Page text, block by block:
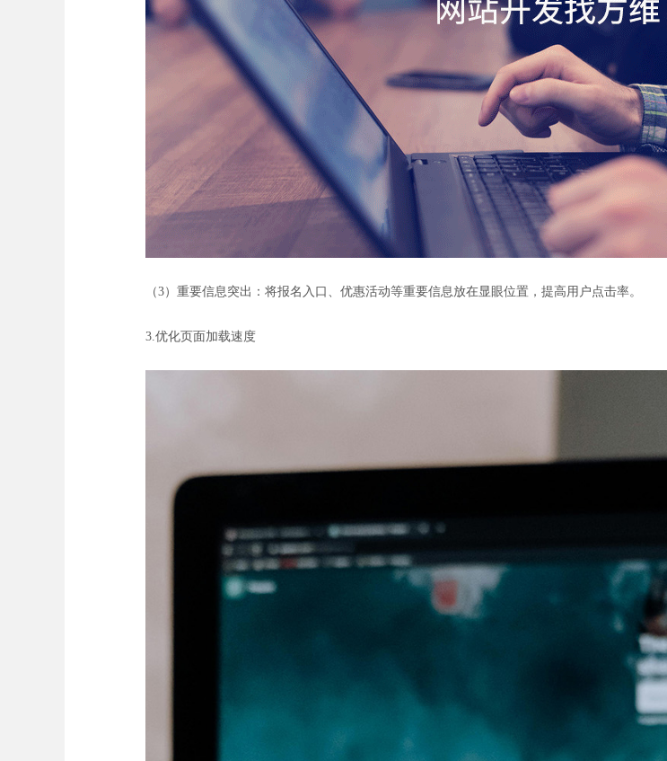
（3）重要信息突出：将报名入口、优惠活动等重要信息放在显眼位置，提高用户点击率。
3.优化页面加载速度